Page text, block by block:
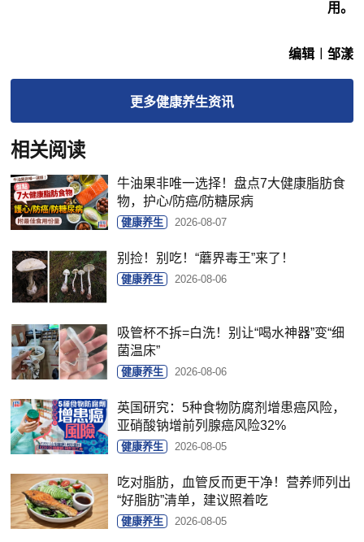
用。
编辑︱邹漾
更多健康养生资讯
相关阅读
牛油果非唯一选择！盘点7大健康脂肪食
物，护心/防癌/防糖尿病
健康养生 2026-08-07
别捡！别吃！“蘑界毒王”来了！
健康养生 2026-08-06
吸管杯不拆=白洗！别让“喝水神器”变“细
菌温床”
健康养生 2026-08-06
英国研究：5种食物防腐剂增患癌风险，
亚硝酸钠增前列腺癌风险32%
健康养生 2026-08-05
吃对脂肪，血管反而更干净！营养师列出
“好脂肪”清单，建议照着吃
健康养生 2026-08-05